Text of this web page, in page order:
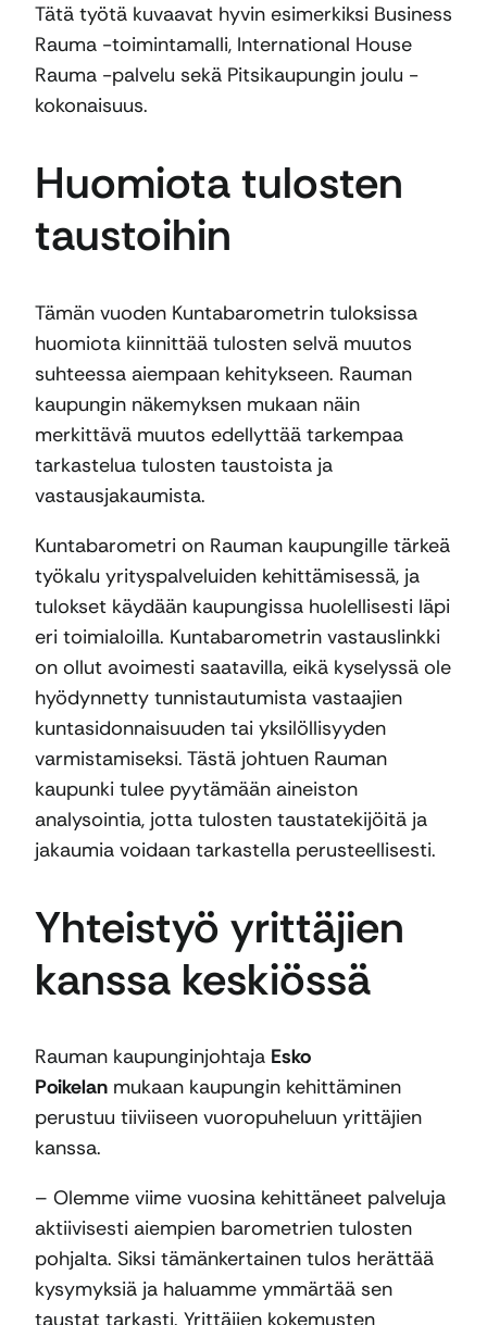
Tätä työtä kuvaavat hyvin esimerkiksi Business
Rauma -toimintamalli, International House
Rauma -palvelu sekä Pitsikaupungin joulu -
kokonaisuus.
Huomiota tulosten
taustoihin
Tämän vuoden Kuntabarometrin tuloksissa
huomiota kiinnittää tulosten selvä muutos
suhteessa aiempaan kehitykseen. Rauman
kaupungin näkemyksen mukaan näin
merkittävä muutos edellyttää tarkempaa
tarkastelua tulosten taustoista ja
vastausjakaumista.
Kuntabarometri on Rauman kaupungille tärkeä
työkalu yrityspalveluiden kehittämisessä, ja
tulokset käydään kaupungissa huolellisesti läpi
eri toimialoilla. Kuntabarometrin vastauslinkki
on ollut avoimesti saatavilla, eikä kyselyssä ole
hyödynnetty tunnistautumista vastaajien
kuntasidonnaisuuden tai yksilöllisyyden
varmistamiseksi. Tästä johtuen Rauman
kaupunki tulee pyytämään aineiston
analysointia, jotta tulosten taustatekijöitä ja
jakaumia voidaan tarkastella perusteellisesti.
Yhteistyö yrittäjien
kanssa keskiössä
Rauman kaupunginjohtaja Esko
Poikelan mukaan kaupungin kehittäminen
perustuu tiiviiseen vuoropuheluun yrittäjien
kanssa.
– Olemme viime vuosina kehittäneet palveluja
aktiivisesti aiempien barometrien tulosten
pohjalta. Siksi tämänkertainen tulos herättää
kysymyksiä ja haluamme ymmärtää sen
taustat tarkasti. Yrittäjien kokemusten